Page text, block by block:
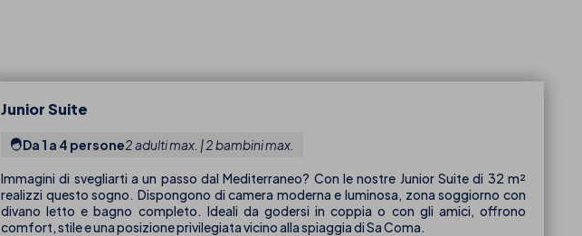
Junior Suite
Da 1 a 4 persone2 adulti max. | 2 bambini max.
Immagini di svegliarti a un passo dal Mediterraneo? Con le nostre Junior Suite di 32 m²
realizzi questo sogno. Dispongono di camera moderna e luminosa, zona soggiorno con
divano letto e bagno completo. Ideali da godersi in coppia o con gli amici, offrono
comfort, stile e una posizione privilegiata vicino alla spiaggia di Sa Coma.